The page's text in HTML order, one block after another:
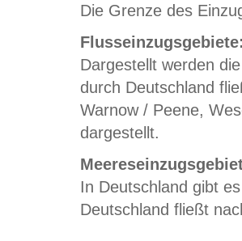
Die Grenze des
Dargestellt werden
durch Deutschland
Warnow / Peene,
dargestellt.
In Deutschland gibt
Deutschland fließt